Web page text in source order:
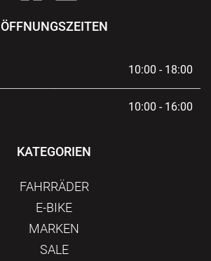
ÖFFNUNGSZEITEN
10:00 - 18:00
10:00 - 16:00
KATEGORIEN
FAHRRÄDER
E-BIKE
MARKEN
SALE